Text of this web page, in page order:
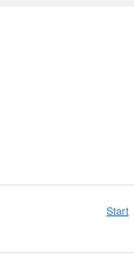
Start